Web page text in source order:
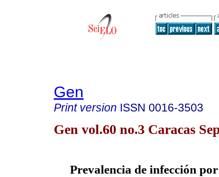
Gen
Print version ISSN 0016-3503
Gen vol.60 no.3 Caracas
Prevalencia de infección